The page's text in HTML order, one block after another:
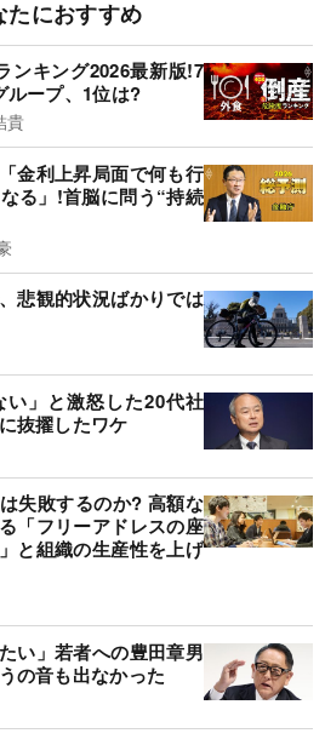
たにおすすめ
ンキング2026最新版!7
ループ、1位は?
貴
金利上昇局面で何も行
る」!首脳に問う“持続
悲観的状況ばかりでは
」と激怒した20代社
抜擢したワケ
失敗するのか? 高額な
「フリーアドレスの座
と組織の生産性を上げ
い」若者への豊田章男
の音も出なかった